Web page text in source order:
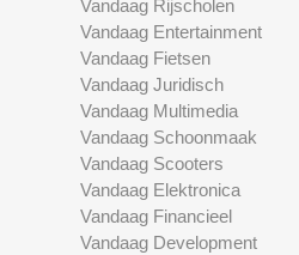
Vandaag Rijscholen
Vandaag Entertainment
Vandaag Fietsen
Vandaag Juridisch
Vandaag Multimedia
Vandaag Schoonmaak
Vandaag Scooters
Vandaag Elektronica
Vandaag Financieel
Vandaag Development